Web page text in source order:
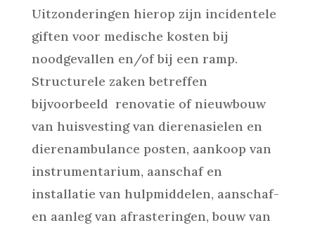
Uitzonderingen hierop zijn incidentele
giften voor medische kosten bij
noodgevallen en/of bij een ramp.
Structurele zaken betreffen
bijvoorbeeld renovatie of nieuwbouw
van huisvesting van dierenasielen en
dierenambulance posten, aankoop van
instrumentarium, aanschaf en
installatie van hulpmiddelen, aanschaf-
en aanleg van afrasteringen, bouw van